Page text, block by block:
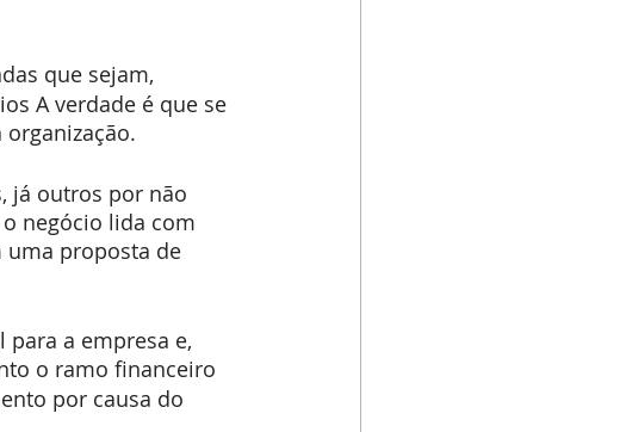
que sejam,
A verdade é que se
já outros por não
negócio lida com
uma proposta de
a empresa e,
o ramo financeiro
por causa do